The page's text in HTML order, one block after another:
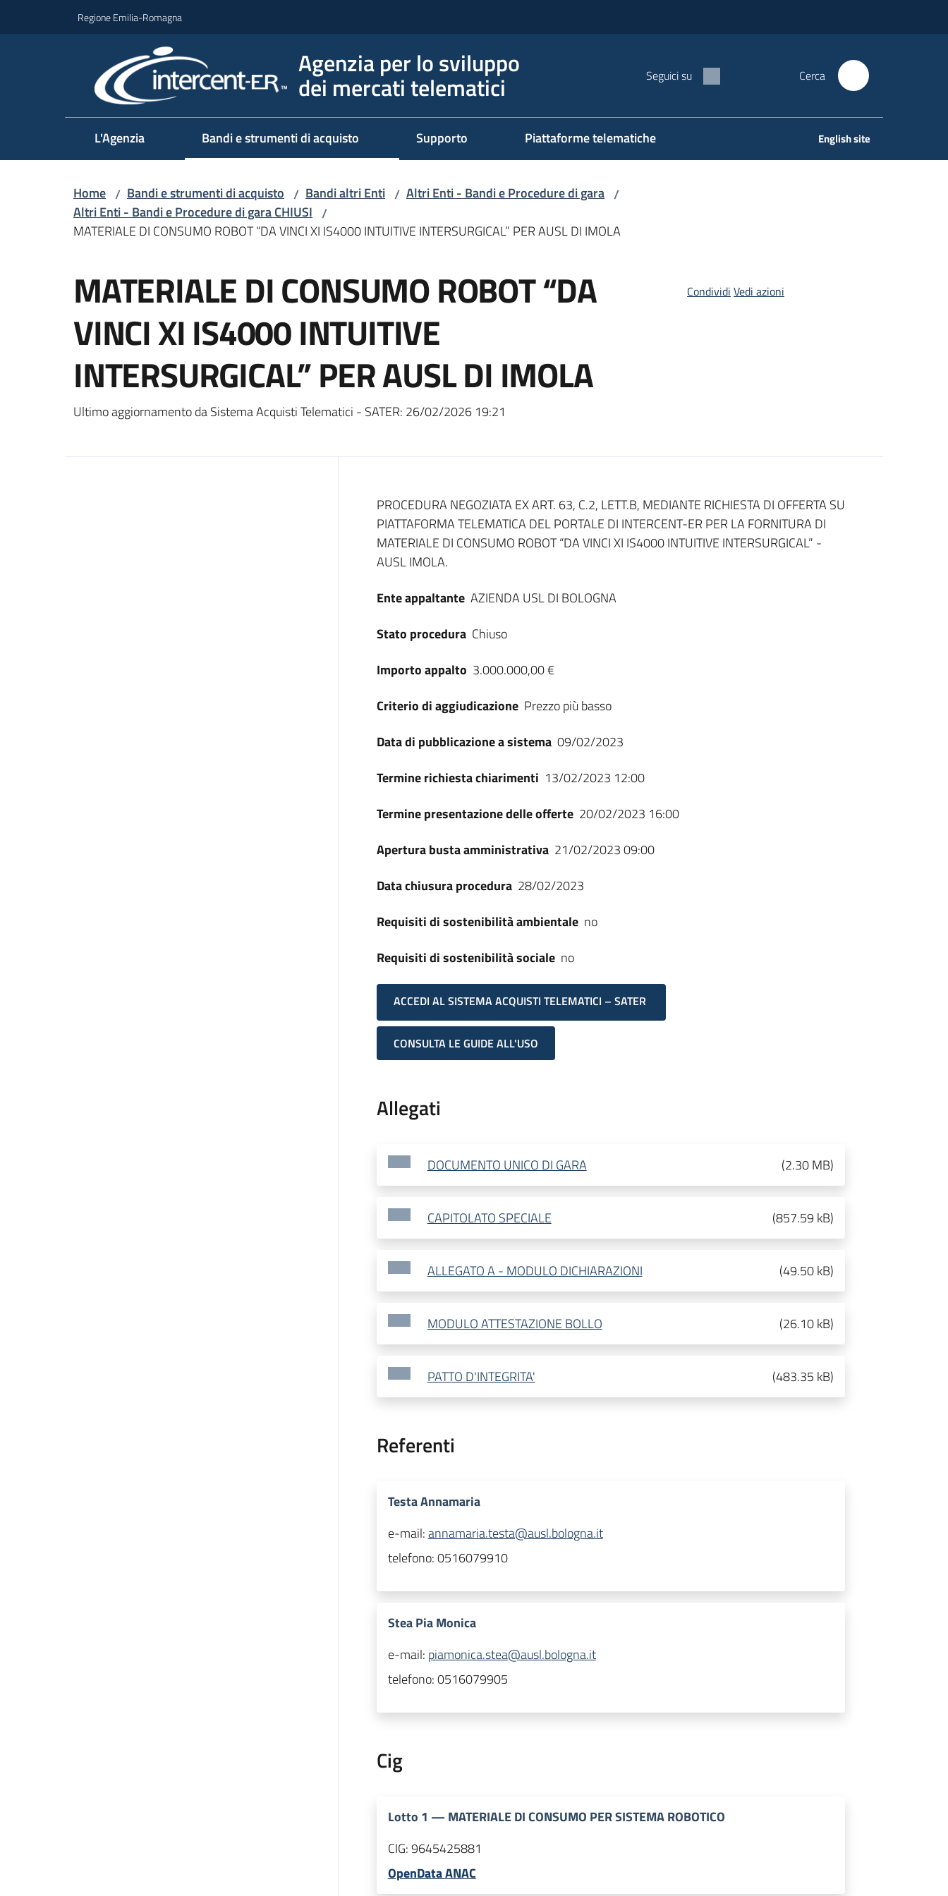
Regione Emilia-Romagna
Agenzia per lo sviluppo
dei mercati telematici Seguici su Cerca
L'Agenzia Bandi e strumenti di acquisto Supporto Piattaforme telematiche English site
Home / Bandi e strumenti di acquisto / Bandi altri Enti / Altri Enti - Bandi e Procedure di gara /
Altri Enti - Bandi e Procedure di gara CHIUSI /
MATERIALE DI CONSUMO ROBOT “DA VINCI XI IS4000 INTUITIVE INTERSURGICAL” PER AUSL DI IMOLA
MATERIALE DI CONSUMO ROBOT “DA
VINCI XI IS4000 INTUITIVE
INTERSURGICAL” PER AUSL DI IMOLA
Ultimo aggiornamento da Sistema Acquisti Telematici - SATER: 26/02/2026 19:21
Condividi Vedi azioni
Dati del bando
PROCEDURA NEGOZIATA EX ART. 63, C.2, LETT.B, MEDIANTE RICHIESTA DI OFFERTA SU
PIATTAFORMA TELEMATICA DEL PORTALE DI INTERCENT-ER PER LA FORNITURA DI
MATERIALE DI CONSUMO ROBOT “DA VINCI XI IS4000 INTUITIVE INTERSURGICAL” -
AUSL IMOLA.
Ente appaltante AZIENDA USL DI BOLOGNA
Stato procedura Chiuso
Importo appalto 3.000.000,00 €
Criterio di aggiudicazione Prezzo più basso
Data di pubblicazione a sistema 09/02/2023
Termine richiesta chiarimenti 13/02/2023 12:00
Termine presentazione delle offerte 20/02/2023 16:00
Apertura busta amministrativa 21/02/2023 09:00
Data chiusura procedura 28/02/2023
Requisiti di sostenibilità ambientale no
Requisiti di sostenibilità sociale no
ACCEDI AL SISTEMA ACQUISTI TELEMATICI – SATER
CONSULTA LE GUIDE ALL'USO
Allegati
DOCUMENTO UNICO DI GARA (2.30 MB)
CAPITOLATO SPECIALE (857.59 kB)
ALLEGATO A - MODULO DICHIARAZIONI (49.50 kB)
MODULO ATTESTAZIONE BOLLO (26.10 kB)
PATTO D'INTEGRITA' (483.35 kB)
Referenti
Testa Annamaria
e-mail:annamaria.testa@ausl.bologna.it
telefono:0516079910
Stea Pia Monica
e-mail: piamonica.stea@ausl.bologna.it
telefono:0516079905
Cig
Lotto 1 — MATERIALE DI CONSUMO PER SISTEMA ROBOTICO
CIG:9645425881
OpenData ANAC